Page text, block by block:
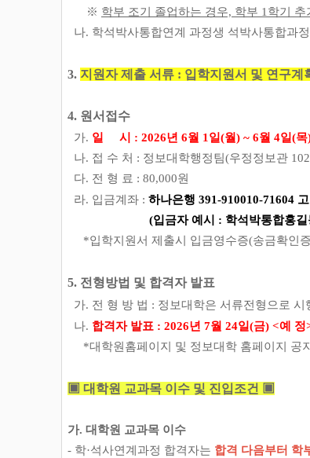
※ 학부 조기 졸업하는 경우, 학부 1학기 추
나. 학석박사통합연계 과정생 석박사통합과
3. 지원자 제출 서류 : 입학지원서 및 연구
4. 원서접수
가. 일 시 : 2026년 6월 1일(월) ~ 6월 4일(목
나. 접 수 처 : 정보대학행정팀(우정정보관
다. 전 형 료 : 80,000원
라. 입금계좌 : 하나은행 391-910010-71604
(입금자 예시 : 학석박통합홍
*입학지원서 제출시 입금영수증(송금확인
5. 전형방법 및 합격자 발표
가. 전 형 방 법 : 정보대학은 서류전형으로
나. 합격자 발표 : 2026년 7월 24일(금) <예 정
*대학원홈페이지 및 정보대학 홈페이지 공지
▣ 대학원 교과목 이수 및 진입조건 ▣
가. 대학원 교과목 이수
- 학·석사연계과정 합격자는 합격 다음부터 학